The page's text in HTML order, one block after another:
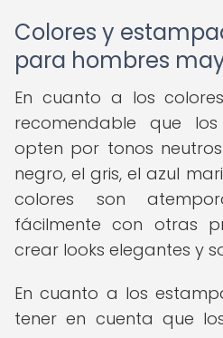
Colores y
para hombres
En cuanto a los
recomendable que
opten por tonos
negro, el gris, el azul
colores son
fácilmente con otras
crear looks elegantes y
En cuanto a los
tener en cuenta que